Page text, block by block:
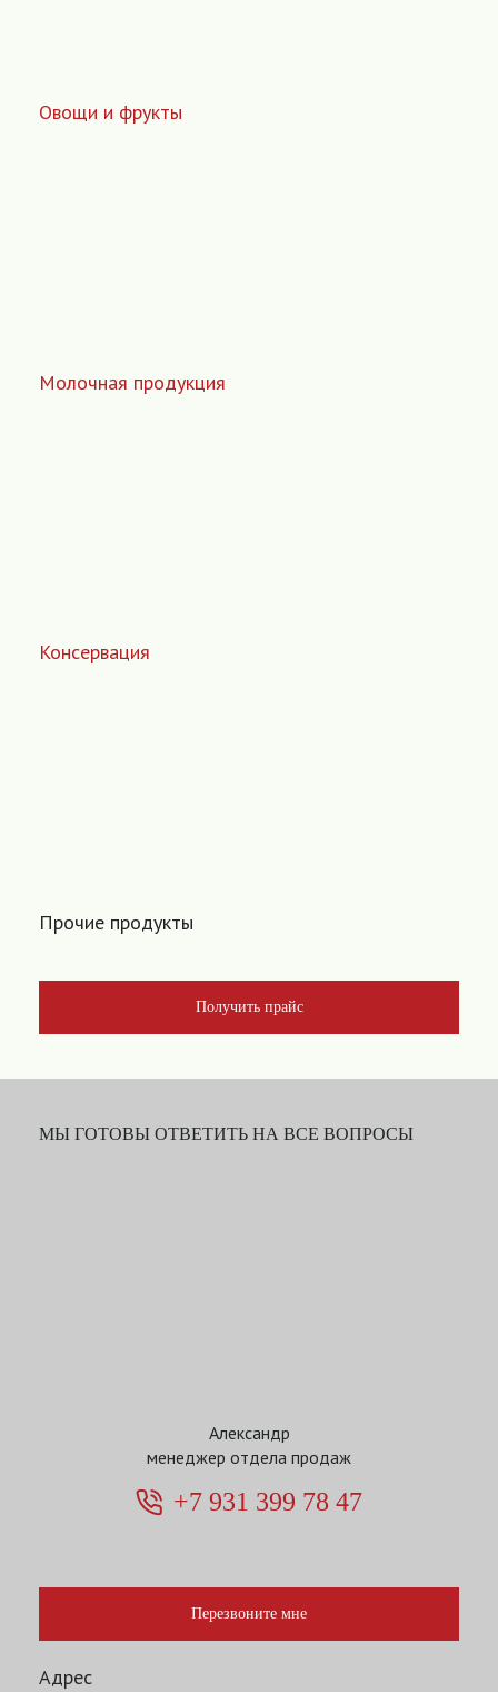
Овощи и фрукты
Молочная продукция
Консервация
Прочие продукты
Получить прайс
МЫ ГОТОВЫ ОТВЕТИТЬ НА ВСЕ ВОПРОСЫ
Александр
менеджер отдела продаж
+7 931 399 78 47
Перезвоните мне
Адрес